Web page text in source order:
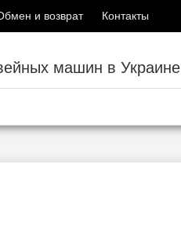
и возврат Контакты
машин в Украине